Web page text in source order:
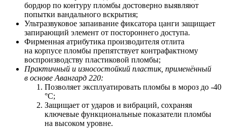
бордюр по контуру пломбы достоверно выявляют
попытки вандального вскрытия;
Ультразвуковое запаивание фиксатора цанги защищает
запирающий элемент от постороннего доступа.
Фирменная атрибутика производителя отлита
на корпусе пломбы препятствует контрафактному
воспроизводству пластиковой пломбы;
Практичный и износостойкий пластик, применённый
в основе Авангард 220:
Позволяет эксплуатировать пломбы в мороз до -40
°С;
Защищает от ударов и вибраций, сохраняя
ключевые функциональные показатели пломбы
на высоком уровне.